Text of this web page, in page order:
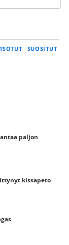
SUOSITUT
paljon
kissapeto